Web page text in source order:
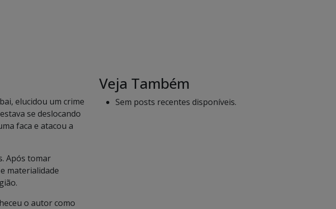
elucidou um crime
se deslocando
faca e atacou a
Após tomar
materialidade
o autor como
Veja Também
Sem posts recentes disponíveis.